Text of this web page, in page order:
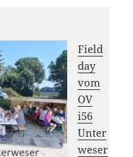
Field
day
vom
OV
i56
Unter
weser